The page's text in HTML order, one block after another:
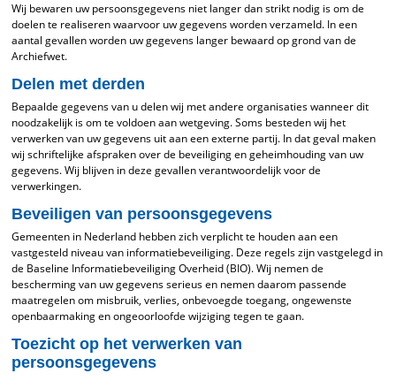
Wij bewaren uw persoonsgegevens niet langer dan strikt nodig is om de
doelen te realiseren waarvoor uw gegevens worden verzameld. In een
aantal gevallen worden uw gegevens langer bewaard op grond van de
Archiefwet.
Delen met derden
Bepaalde gegevens van u delen wij met andere organisaties wanneer dit
noodzakelijk is om te voldoen aan wetgeving. Soms besteden wij het
verwerken van uw gegevens uit aan een externe partij. In dat geval maken
wij schriftelijke afspraken over de beveiliging en geheimhouding van uw
gegevens. Wij blijven in deze gevallen verantwoordelijk voor de
verwerkingen.
Beveiligen van persoonsgegevens
Gemeenten in Nederland hebben zich verplicht te houden aan een
vastgesteld niveau van informatiebeveiliging. Deze regels zijn vastgelegd in
de Baseline Informatiebeveiliging Overheid (BIO). Wij nemen de
bescherming van uw gegevens serieus en nemen daarom passende
maatregelen om misbruik, verlies, onbevoegde toegang, ongewenste
openbaarmaking en ongeoorloofde wijziging tegen te gaan.
Toezicht op het verwerken van
persoonsgegevens